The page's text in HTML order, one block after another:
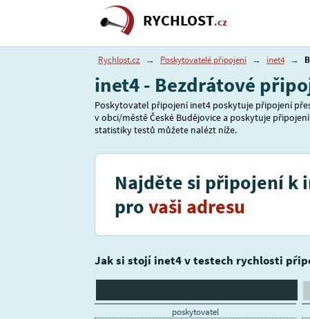
RYCHLOST.cz
Rychlost.cz → Poskytovatelé připojení → inet4 →
inet4 - Bezdrátové
Poskytovatel připojení inet4 poskytuje připojení
v obci/městě České Budějovice a poskytuje
statistiky testů můžete nalézt níže.
Najděte si připojení k
provaši adresu
Jak si stojí inet4 v testech rychlosti
poskytovatel